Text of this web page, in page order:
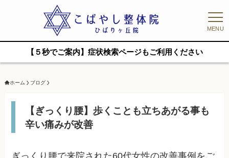
MENU
【５秒でご案内】症状検索ページもご利用ください
ホーム ブログ
【ぎっくり腰】歩くことも立ちあがる事も
辛い痛みが改善
ぎっくり腰で来院された60代女性の改善事例をご